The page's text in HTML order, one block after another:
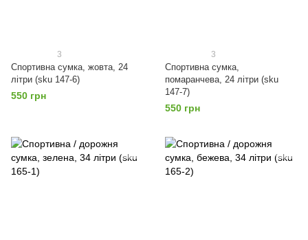
3
Спортивна сумка, жовта, 24
літри (sku 147-6)
550 грн
3
Спортивна сумка,
помаранчева, 24 літри (sku
147-7)
550 грн